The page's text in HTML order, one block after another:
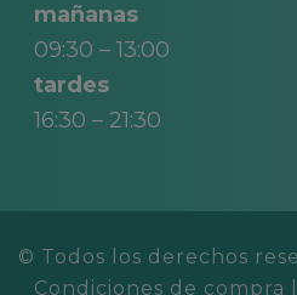
mañanas
09:30 – 13:00
tardes
16:30 – 21:30
© Todos los derechos
Condiciones de compra